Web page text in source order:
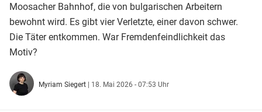
Moosacher Bahnhof, die von bulgarischen Arbeitern
bewohnt wird. Es gibt vier Verletzte, einer davon schwer.
Die Täter entkommen. War Fremdenfeindlichkeit das
Motiv?
Myriam Siegert | 18. Mai 2026 - 07:53 Uhr